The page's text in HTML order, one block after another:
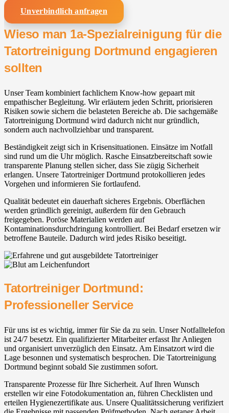
Unverbindlich anfragen
Wieso man 1a-Spezialreinigung für die
Tatortreinigung Dortmund engagieren
sollten
Unser Team kombiniert fachlichem Know-how gepaart mit
empathischer Begleitung. Wir erläutern jeden Schritt, priorisieren
Risiken sowie sichern die belasteten Bereiche ab. Die sachgemäße
Tatortreinigung Dortmund wird dadurch nicht nur gründlich,
sondern auch nachvollziehbar und transparent.
Beständigkeit zeigt sich in Krisensituationen. Einsätze im Notfall
sind rund um die Uhr möglich. Rasche Einsatzbereitschaft sowie
transparente Planung stellen sicher, dass Sie zügig Sicherheit
erlangen. Unsere Tatortreiniger Dortmund protokollieren jedes
Vorgehen und informieren Sie fortlaufend.
Qualität bedeutet ein dauerhaft sicheres Ergebnis. Oberflächen
werden gründlich gereinigt, außerdem für den Gebrauch
freigegeben. Poröse Materialien werden auf
Kontaminationsdurchdringung kontrolliert. Bei Bedarf ersetzen wir
betroffene Bauteile. Dadurch wird jedes Risiko beseitigt.
Tatortreiniger Dortmund:
Professioneller Service
Für uns ist es wichtig, immer für Sie da zu sein. Unser Notfalltelefon
ist 24/7 besetzt. Ein qualifizierter Mitarbeiter erfasst Ihr Anliegen
und organisiert unverzüglich den Einsatz. Am Einsatzort wird die
Lage besonnen und systematisch besprochen. Die Tatortreinigung
Dortmund beginnt sobald Sie zustimmen sofort.
Transparente Prozesse für Ihre Sicherheit. Auf Ihren Wunsch
erstellen wir eine Fotodokumentation an, führen Checklisten und
erteilen Hygienezertifikate aus. Unsere Qualitätssicherung verifiziert